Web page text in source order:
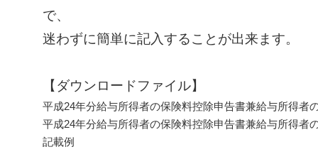
で、
迷わずに簡単に記入することが出来ます。
【ダウンロードファイル】
平成24年分給与所得者の保険料控除申告書兼給与所得者
平成24年分給与所得者の保険料控除申告書兼給与所得者
記載例